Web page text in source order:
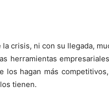
la crisis, ni con su llegada,
herramientas
los hagan más
tienen.